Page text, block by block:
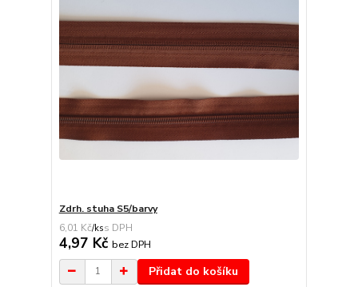
Zdrh. stuha S5/barvy
6,01 Kč/ks
4,97 Kč bez DPH
Přidat do košíku